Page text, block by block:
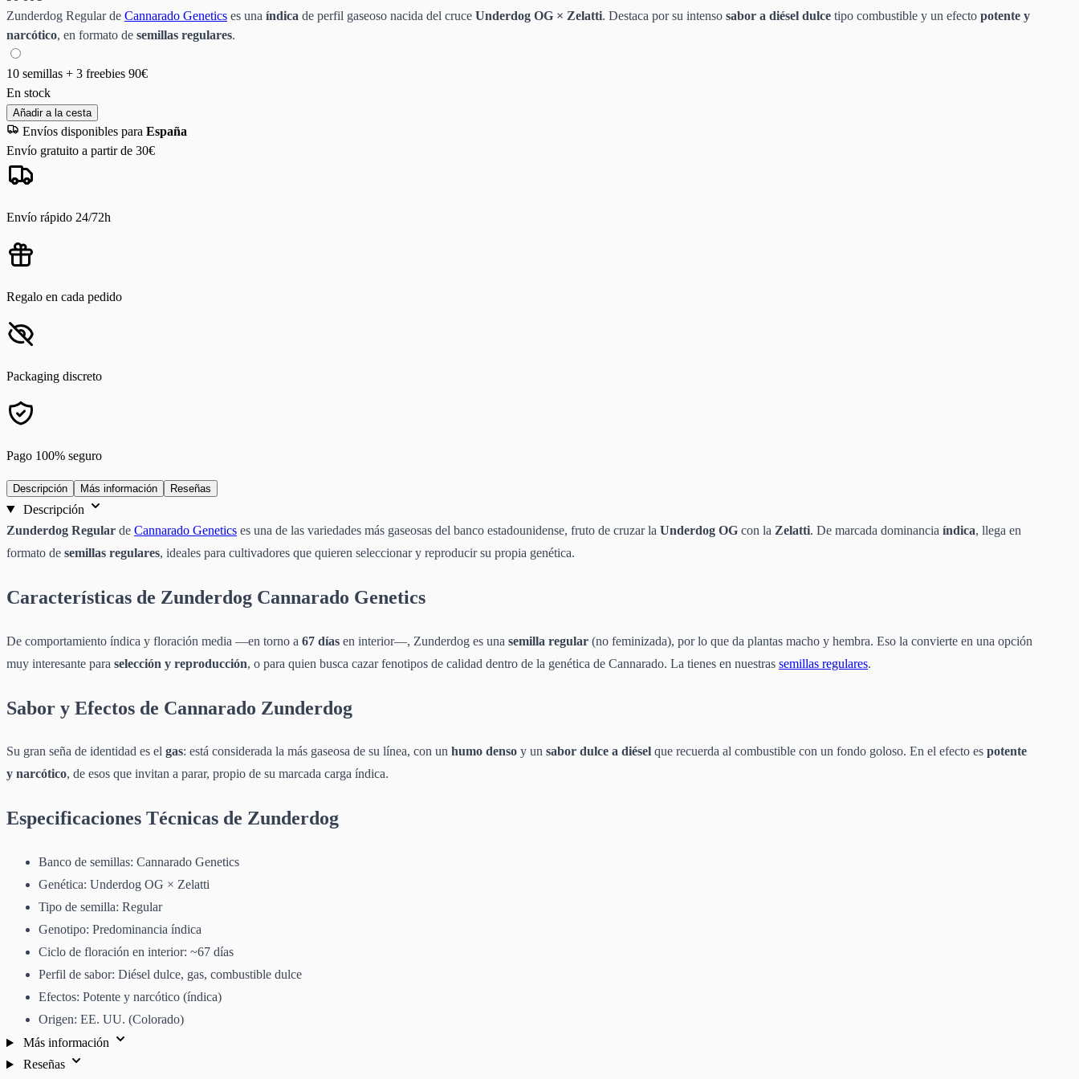
Zunderdog Regular de Cannarado Genetics es una índica de perfil gaseoso nacida del cruce Underdog OG × Zelatti. Destaca por su intenso sabor a diésel dulce tipo combustible y un efecto potente y
narcótico, en formato de semillas regulares.
10 semillas + 3 freebies 90€
En stock
Añadir a la cesta
Envíos disponibles para España
Envío gratuito a partir de 30€
Envío rápido 24/72h
Regalo en cada pedido
Packaging discreto
Pago 100% seguro
Descripción Más información Reseñas
Descripción
Zunderdog Regular de Cannarado Genetics es una de las variedades más gaseosas del banco estadounidense, fruto de cruzar la Underdog OG con la Zelatti. De marcada dominancia índica, llega en
formato de semillas regulares, ideales para cultivadores que quieren seleccionar y reproducir su propia genética.
Características de Zunderdog Cannarado Genetics
De comportamiento índica y floración media —en torno a 67 días en interior—, Zunderdog es una semilla regular (no feminizada), por lo que da plantas macho y hembra. Eso la convierte en una opción
muy interesante para selección y reproducción, o para quien busca cazar fenotipos de calidad dentro de la genética de Cannarado. La tienes en nuestras semillas regulares.
Sabor y Efectos de Cannarado Zunderdog
Su gran seña de identidad es el gas: está considerada la más gaseosa de su línea, con un humo denso y un sabor dulce a diésel que recuerda al combustible con un fondo goloso. En el efecto es potente
y narcótico, de esos que invitan a parar, propio de su marcada carga índica.
Especificaciones Técnicas de Zunderdog
Banco de semillas: Cannarado Genetics
Genética: Underdog OG × Zelatti
Tipo de semilla: Regular
Genotipo: Predominancia índica
Ciclo de floración en interior: ~67 días
Perfil de sabor: Diésel dulce, gas, combustible dulce
Efectos: Potente y narcótico (índica)
Origen: EE. UU. (Colorado)
Más información
Reseñas